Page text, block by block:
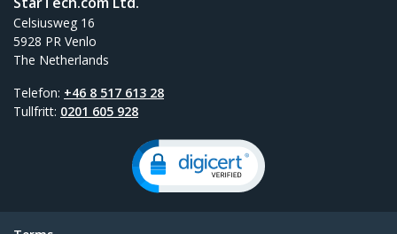
Celsiusweg 16
5928 PR Venlo
The Netherlands
Telefon: +46 8 517 613 28
Tullfritt: 0201 605 928